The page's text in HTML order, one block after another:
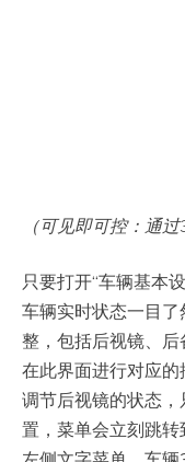
（可见即可控：通
只要打开“车辆基本
车辆实时状态一目
整，包括后视镜、后
在此界面进行对应
调节后视镜的状态
置，菜单会立刻跳